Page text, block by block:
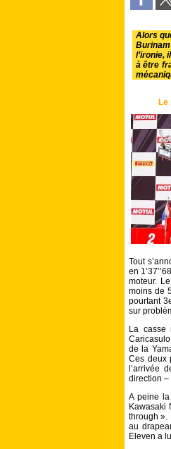
Alors
l’ironie,
à être
Tout
en
moteur.
moins de
pourtant
sur
La casse
de la
Ces deux
l’arrivée
direction –
A peine
Kawasaki
through ».
au
Eleven a